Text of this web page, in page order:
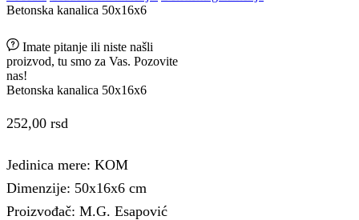
Betonska kanalica 50x16x6
Imate pitanje ili niste našli
proizvod, tu smo za Vas. Pozovite
nas!
Betonska kanalica 50x16x6
252,00 rsd
Jedinica mere: KOM
Dimenzije: 50x16x6 cm
Proizvođač: M.G. Esapović